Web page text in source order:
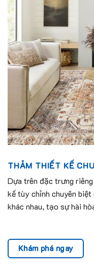
THẢM THIẾT KẾ
Dựa trên đặc trưng
kế tùy chỉnh chuyên biệt
khác nhau, tạo sự hài
Khám phá ngay